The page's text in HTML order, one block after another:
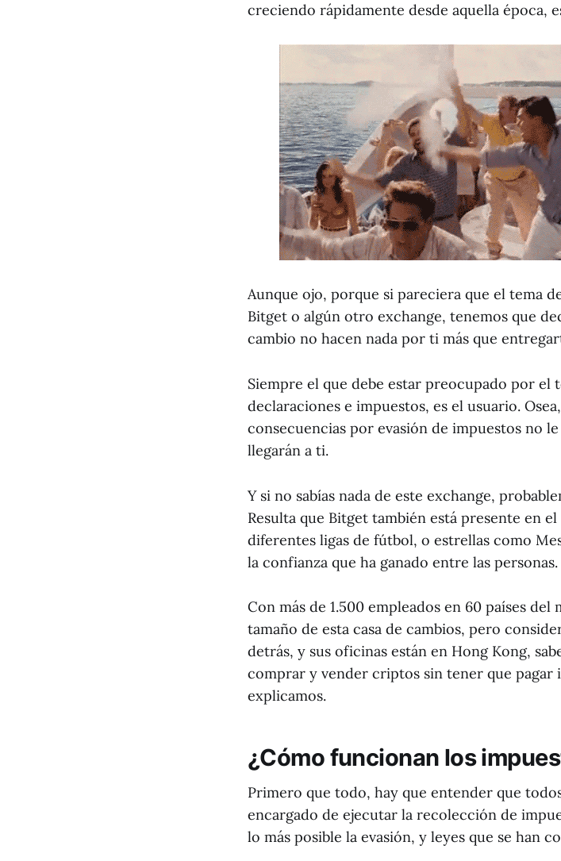
creciendo rápidamente desde aquella época,
Aunque ojo, porque si pareciera que el tema
Bitget o algún otro exchange, tenemos que
cambio no hacen nada por ti más que
Siempre el que debe estar preocupado por el
declaraciones e impuestos, es el usuario.
consecuencias por evasión de impuestos no
llegarán a ti.
Y si no sabías nada de este exchange,
Resulta que Bitget también está presente en
diferentes ligas de fútbol, o estrellas como
la confianza que ha ganado entre las personas.
Con más de 1.500 empleados en 60 países
tamaño de esta casa de cambios, pero
detrás, y sus oficinas están en Hong Kong,
comprar y vender criptos sin tener que pagar
explicamos.
¿Cómo funcionan los
Primero que todo, hay que entender que
encargado de ejecutar la recolección de
lo más posible la evasión, y leyes que se han